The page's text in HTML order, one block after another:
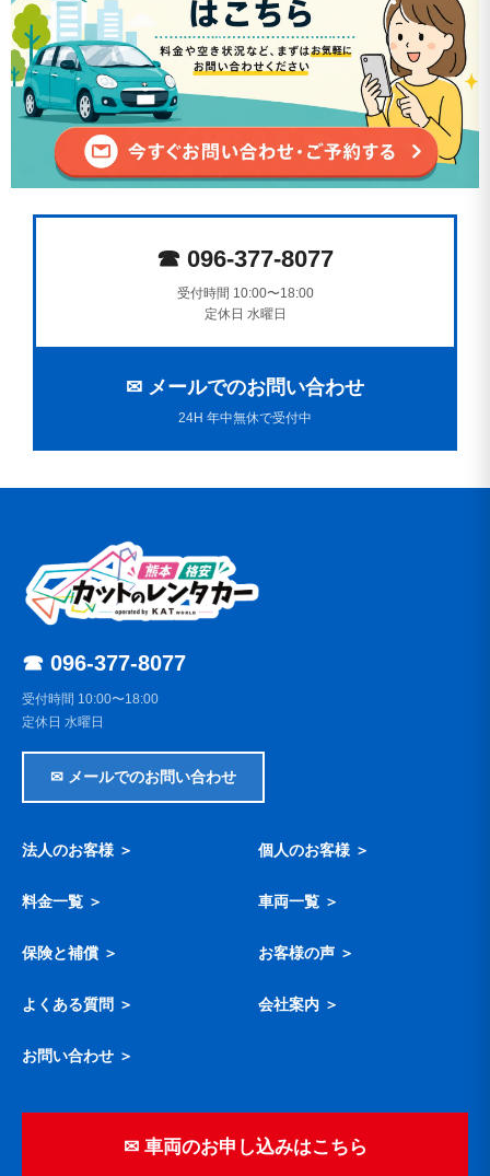
☎ 096-377-8077
受付時間 10:00〜18:00
定休日 水曜日
✉ メールでのお問い合わせ
24H 年中無休で受付中
☎ 096-377-8077
受付時間 10:00〜18:00
定休日 水曜日
✉ メールでのお問い合わせ
法人のお客様 ＞ 個人のお客様 ＞
料金一覧 ＞ 車両一覧 ＞
保険と補償 ＞ お客様の声 ＞
よくある質問 ＞ 会社案内 ＞
お問い合わせ ＞
✉ 車両のお申し込みはこちら